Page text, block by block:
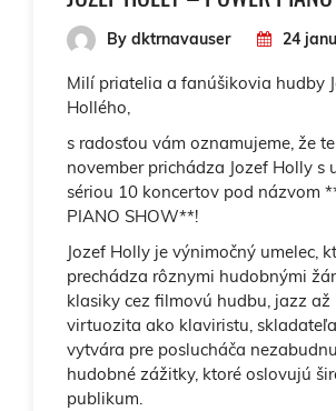
By dktrnavauser 24
Milí priatelia a fanúšikovia hudby
Hollého,
s radosťou vám oznamujeme, že
november prichádza Jozef Holly s
sériou 10 koncertov pod názvom
PIANO SHOW**!
Jozef Holly je výnimočný umelec,
prechádza rôznymi hudobnými
klasiky cez filmovú hudbu, jazz až
virtuozita ako klaviristu,
vytvára pre poslucháča
hudobné zážitky, ktoré oslovujú
publikum.